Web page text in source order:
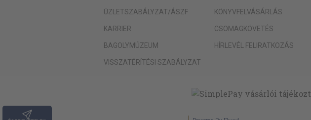
ÜZLETSZABÁLYZAT/ÁSZF
KARRIER
BAGOLYMÚZEUM
VISSZATÉRÍTÉSI SZABÁLYZAT
KÖNYVFELVÁSÁRLÁS
CSOMAGKÖVETÉS
HÍRLEVÉL FELIRATKOZÁS